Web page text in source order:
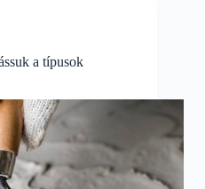
a típusok